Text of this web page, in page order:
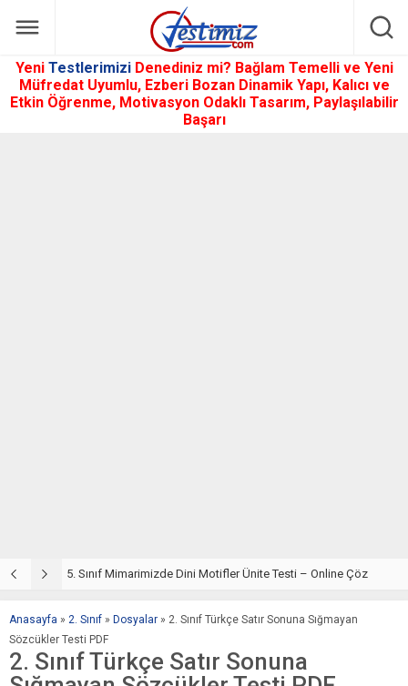
Yeni Testlerimizi Denediniz mi? Bağlam Temelli ve Yeni
Müfredat Uyumlu, Ezberi Bozan Dinamik Yapı, Kalıcı ve
Etkin Öğrenme, Motivasyon Odaklı Tasarım, Paylaşılabilir
Başarı
5. Sınıf Mimarimizde Dini Motifler Ünite Testi – Online Çöz
Anasayfa » 2. Sınıf » Dosyalar » 2. Sınıf Türkçe Satır Sonuna Sığmayan
Sözcükler Testi PDF
2. Sınıf Türkçe Satır Sonuna